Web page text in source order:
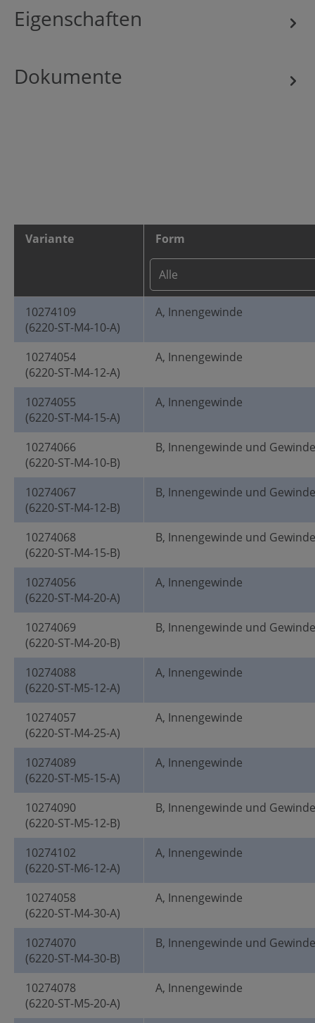
Eigenschaften
Dokumente
Variante Form
10274109
(6220-ST-M4-10-A)
A, Innengewinde
10274054
(6220-ST-M4-12-A)
A, Innengewinde
10274055
(6220-ST-M4-15-A)
A, Innengewinde
10274066
(6220-ST-M4-10-B)
B, Innengewinde und
10274067
(6220-ST-M4-12-B)
B, Innengewinde und
10274068
(6220-ST-M4-15-B)
B, Innengewinde und
10274056
(6220-ST-M4-20-A)
A, Innengewinde
10274069
(6220-ST-M4-20-B)
B, Innengewinde und
10274088
(6220-ST-M5-12-A)
A, Innengewinde
10274057
(6220-ST-M4-25-A)
A, Innengewinde
10274089
(6220-ST-M5-15-A)
A, Innengewinde
10274090
(6220-ST-M5-12-B)
B, Innengewinde und
10274102
(6220-ST-M6-12-A)
A, Innengewinde
10274058
(6220-ST-M4-30-A)
A, Innengewinde
10274070
(6220-ST-M4-30-B)
B, Innengewinde und
10274078
(6220-ST-M5-20-A)
A, Innengewinde